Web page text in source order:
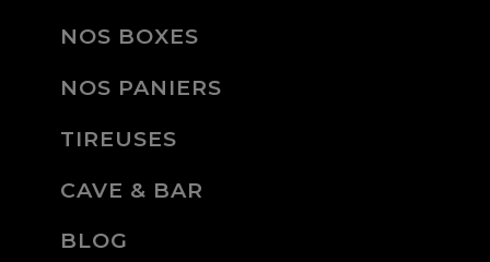
NOS BOXES
NOS PANIERS
TIREUSES
CAVE & BAR
BLOG